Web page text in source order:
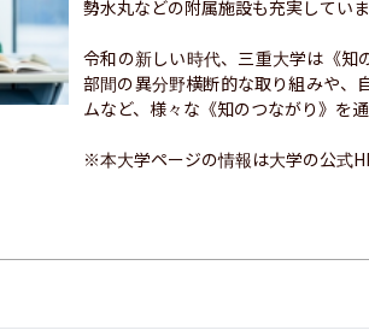
勢水丸などの附属施設も充実していま
令和の新しい時代、三重大学は《知
部間の異分野横断的な取り組みや、
ムなど、様々な《知のつながり》を
※本大学ページの情報は大学の公式